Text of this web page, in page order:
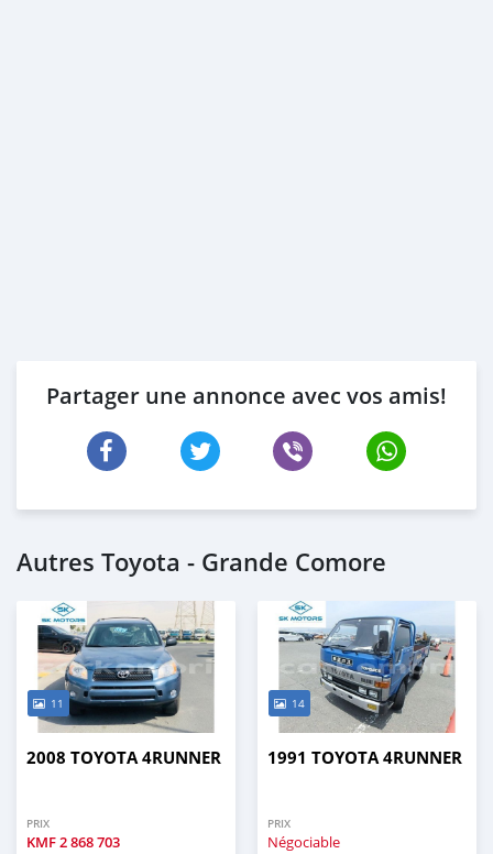
Partager une annonce avec vos amis!
Autres Toyota - Grande Comore
11
2008 TOYOTA 4RUNNER
PRIX
KMF2 868 703
14
1991 TOYOTA 4RUNNER
PRIX
Négociable